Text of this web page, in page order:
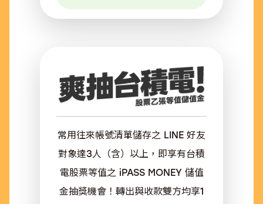
常用往來帳號清單儲存之 LINE 好友
對象達3人（含）以上，即享有台積
電股票等值之 iPASS MONEY 儲值
金抽獎機會！轉出與收款雙方均享1